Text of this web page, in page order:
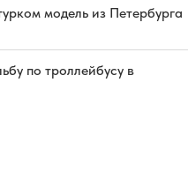
модель из Петербурга
по троллейбусу в